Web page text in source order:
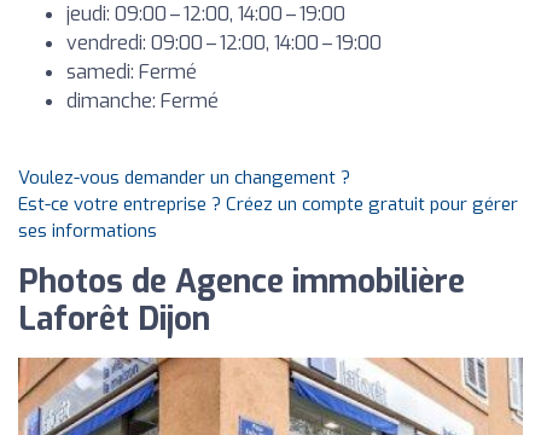
jeudi: 09:00 – 12:00, 14:00 – 19:00
vendredi: 09:00 – 12:00, 14:00 – 19:00
samedi: Fermé
dimanche: Fermé
Voulez-vous demander un changement ?
Est-ce votre entreprise ? Créez un compte gratuit pour gérer
ses informations
Photos de Agence immobilière
Laforêt Dijon